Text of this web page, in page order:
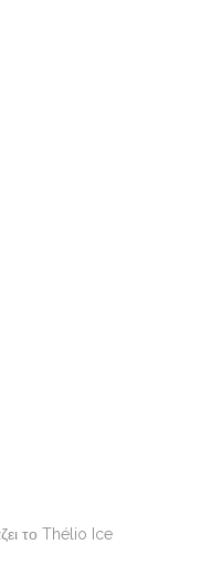
το Thélio Ice